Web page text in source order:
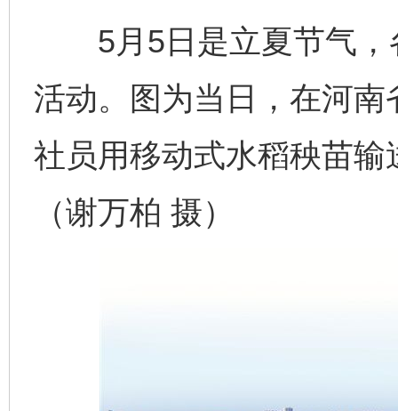
5月5日是立夏节气，
活动。图为当日，在河
社员用移动式水稻秧苗
（谢万柏 摄）